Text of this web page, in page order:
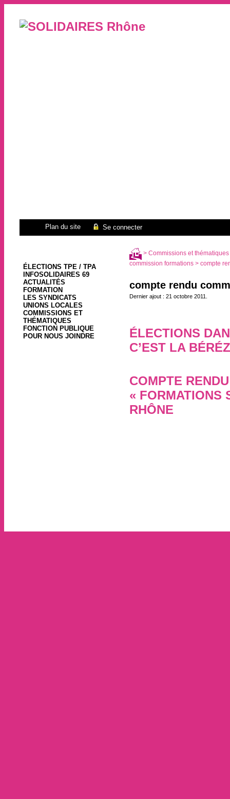
Plan du site Se connecter
ÉLECTIONS TPE / TPA
INFOSOLIDAIRES 69
ACTUALITÉS
FORMATION
LES SYNDICATS
UNIONS LOCALES
COMMISSIONS ET
THÉMATIQUES
FONCTION PUBLIQUE
POUR NOUS JOINDRE
> Commissions et thématiques
commission formations> compte
compte rendu
Dernier ajout : 21 octobre 2011.
ÉLECTIONS
C’EST LA
COMPTE
« FORMATIONS
RHÔNE